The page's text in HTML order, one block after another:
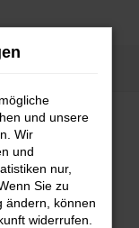
können:
und unsere
Wir
und
nur,
Sie zu
ändern, können
widerrufen.